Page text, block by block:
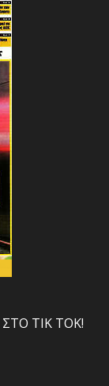
ΣΤΟ ΤΙΚ ΤΟΚ!